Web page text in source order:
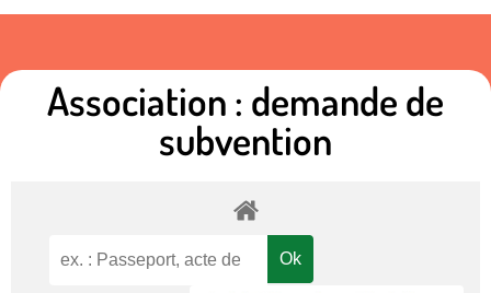
Association : demande de
subvention